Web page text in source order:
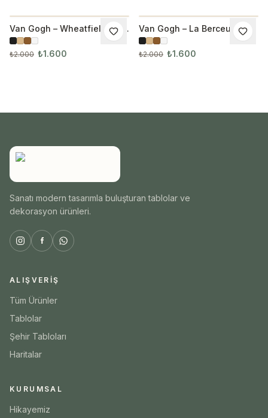
İNDIRIM
Van Gogh – Wheatfield with
Crows Tablo 1009
₺2.000 ₺1.600
İNDIRIM
Van Gogh – La Berceuse
Tablo
₺2.000 ₺1.600
Sanatı modern tasarımla buluşturan tablolar ve
dekorasyon ürünleri.
ALIŞVERIŞ
Tüm Ürünler
Tablolar
Şehir Tabloları
Haritalar
KURUMSAL
Hikayemiz